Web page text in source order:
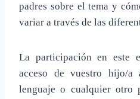
padres sobre el tema y
variar a través de las
La participación en este
acceso de vuestro hijo/
lenguaje o cualquier otro